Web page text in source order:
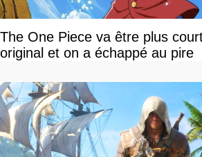
The One Piece va être plus
original et on a échappé au pire